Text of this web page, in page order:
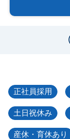
正社員採用
土日祝休み
産休・育休あり